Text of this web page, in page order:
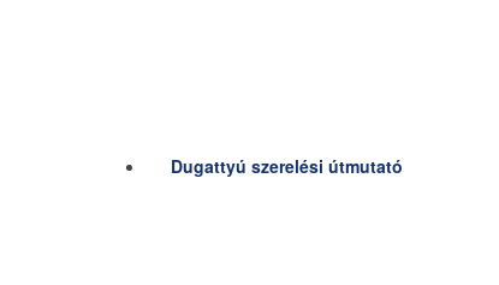
Dugattyú szerelési útmutató